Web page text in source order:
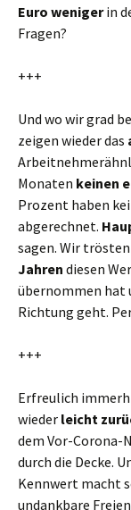
Euro wenigerin
Fragen?
+++
Und wo wir grad
zeigen wieder das
Monaten keinen
Prozent haben
abgerechnet.
sagen. Wir
Jahren diesen
übernommen hat
Richtung geht.
+++
Erfreulich
wieder leicht
dem Vor-Corona-
durch die Decke.
Kennwert macht
undankbare